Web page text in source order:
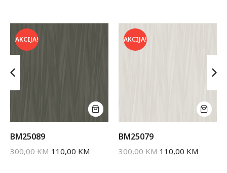
AKCIJA!
BM25089
300,00KM 110,00 KM
AKCIJA!
BM25079
300,00KM 110,00 KM